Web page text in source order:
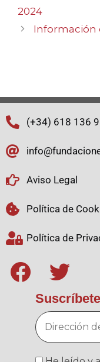
2024
Información
(+34) 618 136
Aviso Legal
Política de
Política de